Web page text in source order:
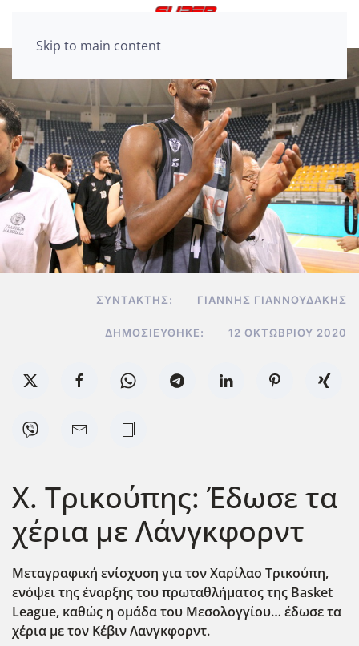
Skip to main content
ΣΥΝΤΆΚΤΗΣ: ΓΙΆΝΝΗΣ ΓΙΑΝΝΟΥΔΆΚΗΣ
ΔΗΜΟΣΙΕΎΘΗΚΕ: 12 ΟΚΤΩΒΡΊΟΥ 2020
Χ. Τρικούπης: Έδωσε τα
χέρια με Λάνγκφορντ
Μεταγραφική ενίσχυση για τον Χαρίλαο Τρικούπη,
ενόψει της έναρξης του πρωταθλήματος της Basket
League, καθώς η ομάδα του Μεσολογγίου… έδωσε τα
χέρια με τον Κέβιν Λανγκφορντ.